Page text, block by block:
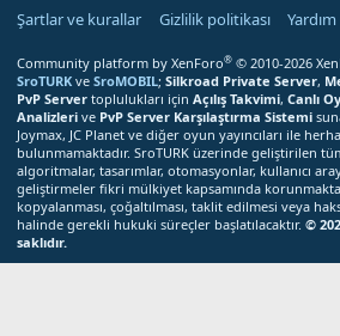
Şartlar ve kurallar
Gizlilik politikası Yardım
Community platform by XenForo® © 2010-2026
SroTURK ve SroMOBIL; Silkroad Private Server,
PvP Server toplulukları için Açılış Takvimi, Canlı
Analizleri ve PvP Server Karşılaştırma Sistemi
Joymax, JC Planet ve diğer oyun yayıncıları ile
bulunmamaktadır. SroTURK üzerinde geliştirilen
algoritmalar, tasarımlar, otomasyonlar, kullanıcı
geliştirmeler fikri mülkiyet kapsamında
kopyalanması, çoğaltılması, taklit edilmesi veya
halinde gerekli hukuki süreçler başlatılacaktır. ©
saklıdır.